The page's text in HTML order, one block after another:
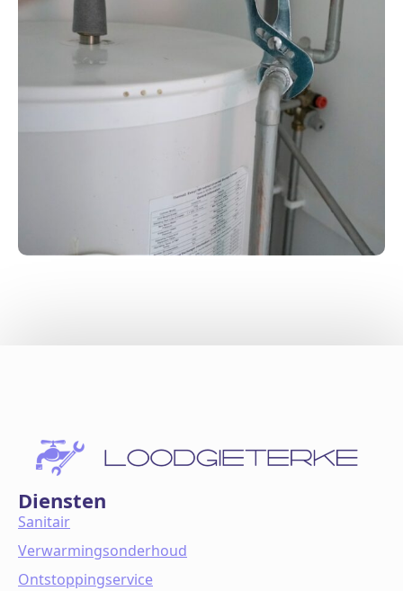
Diensten
Sanitair
Verwarmingsonderhoud
Ontstoppingservice